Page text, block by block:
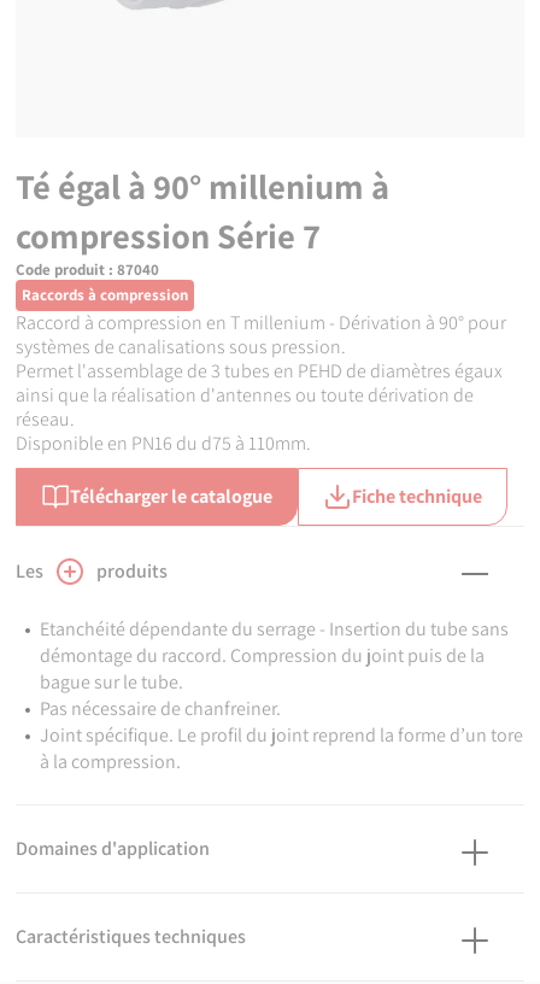
Té égal à 90° millenium à
compression Série 7
Code produit :87040
Raccords à compression
Raccord à compression en T millenium - Dérivation à 90° pour
systèmes de canalisations sous pression.
Permet l'assemblage de 3 tubes en PEHD de diamètres égaux
ainsi que la réalisation d'antennes ou toute dérivation de
réseau.
Disponible en PN16 du d75 à 110mm.
Télécharger le catalogue Fiche technique
Les produits
Etanchéité dépendante du serrage - Insertion du tube sans
démontage du raccord. Compression du joint puis de la
bague sur le tube.
Pas nécessaire de chanfreiner.
Joint spécifique. Le profil du joint reprend la forme d’un tore
à la compression.
Domaines d'application
consommation humaine.
Caractéristiques techniques